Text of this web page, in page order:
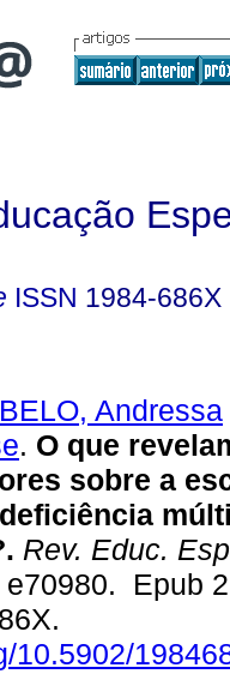
ISSN 1984-686X
Andressa
. O que
sobre a
Rev. Educ.
Epub
10.5902/